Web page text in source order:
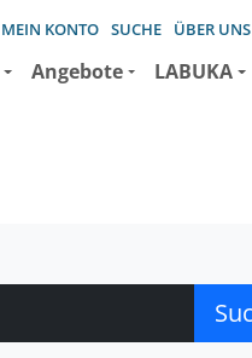
MEIN KONTO SUCHE ÜBER UNS
Angebote LABUKA